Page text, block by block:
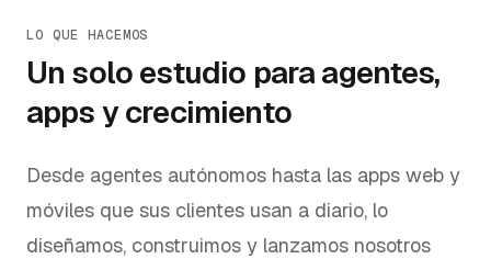
LO QUE HACEMOS
Un solo estudio para agentes,
apps y crecimiento
Desde agentes autónomos hasta las apps web y
móviles que sus clientes usan a diario, lo
diseñamos, construimos y lanzamos nosotros